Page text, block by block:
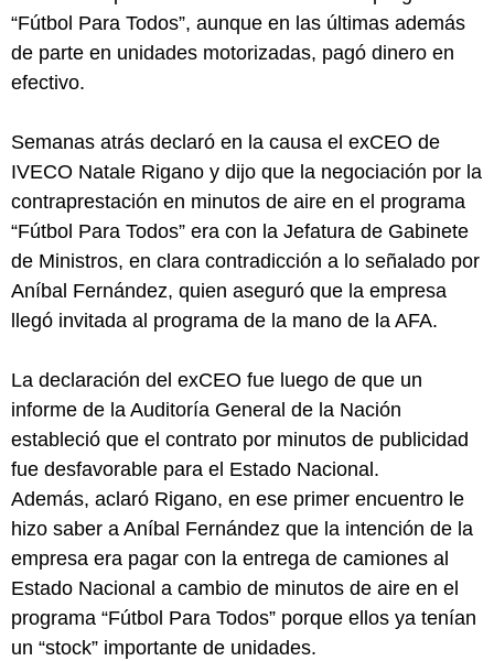
“Fútbol Para Todos”, aunque en las últimas además
de parte en unidades motorizadas, pagó dinero en
efectivo.
Semanas atrás declaró en la causa el exCEO de
IVECO Natale Rigano y dijo que la negociación por la
contraprestación en minutos de aire en el programa
“Fútbol Para Todos” era con la Jefatura de Gabinete
de Ministros, en clara contradicción a lo señalado por
Aníbal Fernández, quien aseguró que la empresa
llegó invitada al programa de la mano de la AFA.
La declaración del exCEO fue luego de que un
informe de la Auditoría General de la Nación
estableció que el contrato por minutos de publicidad
fue desfavorable para el Estado Nacional.
Además, aclaró Rigano, en ese primer encuentro le
hizo saber a Aníbal Fernández que la intención de la
empresa era pagar con la entrega de camiones al
Estado Nacional a cambio de minutos de aire en el
programa “Fútbol Para Todos” porque ellos ya tenían
un “stock” importante de unidades.